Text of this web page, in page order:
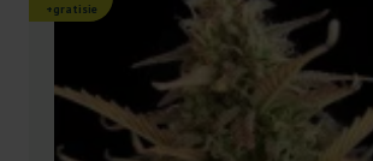
+gratisie